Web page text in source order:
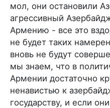
мол, они остановили
агрессивный
Армению - все это
не будет таких
вновь не будут
мы знаем, что в
Армении достаточно
ненавистью к
государству, и если